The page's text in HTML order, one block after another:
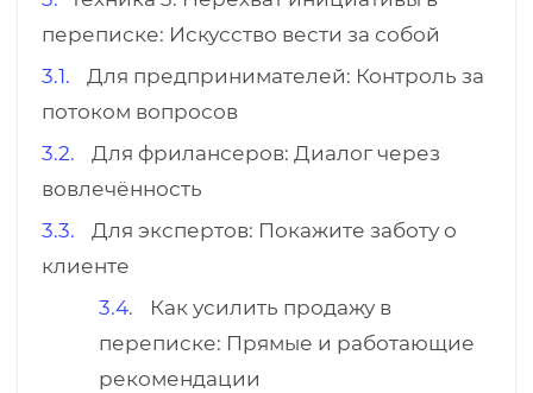
переписке: Искусство вести за собой
Для предпринимателей: Контроль за
потоком вопросов
Для фрилансеров: Диалог через
вовлечённость
Для экспертов: Покажите заботу о
клиенте
Как усилить продажу в
переписке: Прямые и работающие
рекомендации